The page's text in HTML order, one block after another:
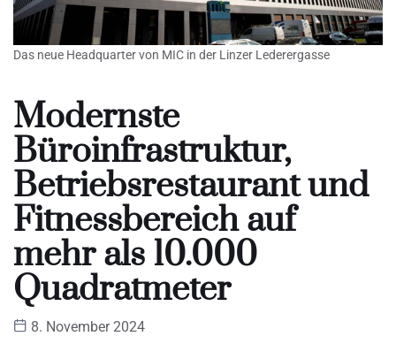
Das neue Headquarter von MIC in der Linzer Lederergasse
Modernste
Büroinfrastruktur,
Betriebsrestaurant und
Fitnessbereich auf
mehr als 10.000
Quadratmeter
8. November 2024